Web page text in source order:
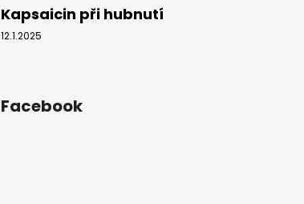
Kapsaicin při hubnutí
12.1.2025
Facebook